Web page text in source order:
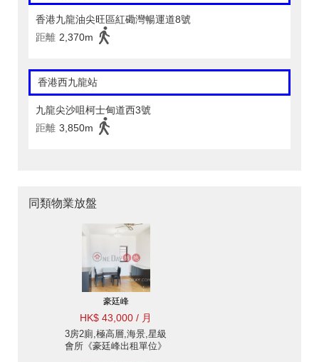
香港九龍油尖旺區紅磡灣暢運道8號
距離 2,370m
香港西九龍站
九龍尖沙咀柯士甸道西3號
距離 3,850m
同類物業放盤
豪廷峰
HK$ 43,000 / 月
3房2廁,極高層,海景,星級
會所《豪廷峰出租單位》